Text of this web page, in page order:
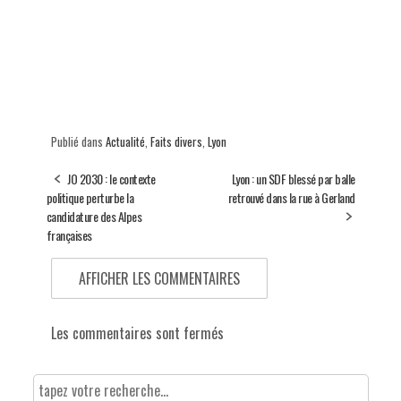
Publié dans Actualité, Faits divers, Lyon
JO 2030 : le contexte
politique perturbe la
candidature des Alpes
françaises
Lyon : un SDF blessé par balle
retrouvé dans la rue à Gerland
AFFICHER LES COMMENTAIRES
Les commentaires sont fermés